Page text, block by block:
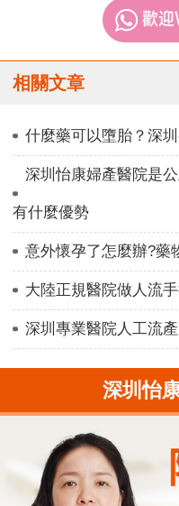
相關文章
什麼藥可以墮胎？深
深圳怡康婦產醫院是
有什麼優勢
意外懷孕了怎麼辦?藥
大陸正規醫院做人流
深圳專業醫院人工流
深圳怡